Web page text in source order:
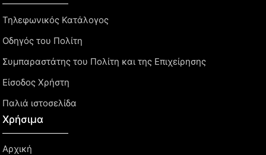
Τηλεφωνικός Κατάλογος
Οδηγός του Πολίτη
Συμπαραστάτης του Πολίτη και της Επιχείρησης
Είσοδος Χρήστη
Παλιά ιστοσελίδα
Χρήσιμα
Αρχική